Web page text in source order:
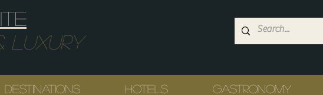
Destinations Hotels Gastronomy